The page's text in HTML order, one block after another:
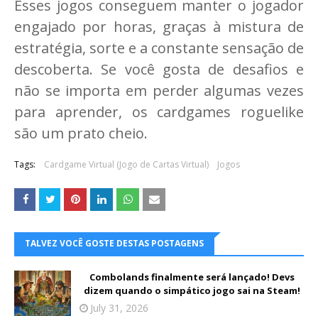
Esses jogos conseguem manter o jogador
engajado por horas, graças à mistura de
estratégia, sorte e a constante sensação de
descoberta. Se você gosta de desafios e
não se importa em perder algumas vezes
para aprender, os cardgames roguelike
são um prato cheio.
Tags: Cardgame Virtual (Jogo de Cartas Virtual) Jogos
TALVEZ VOCÊ GOSTE DESTAS POSTAGENS
Combolands finalmente será lançado! Devs
dizem quando o simpático jogo sai na Steam!
July 31, 2026